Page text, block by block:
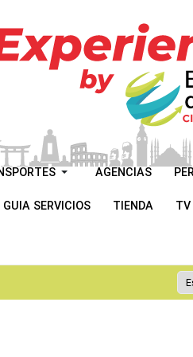
AGENCIAS
GUIA SERVICIOS TIENDA TV